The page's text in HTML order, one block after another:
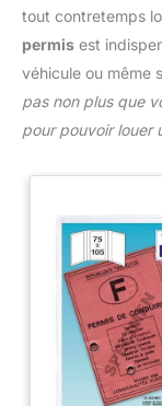
tout contretemps
permis est
véhicule ou même
pas non plus que
pour pouvoir louer